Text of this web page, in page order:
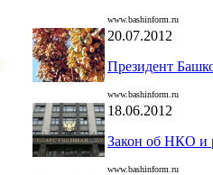
www.bashinform.ru
20.07.2012
Президент
www.bashinform.ru
18.06.2012
Закон об НКО и
www.bashinform.ru